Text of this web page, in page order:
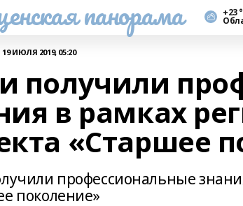
панорама +23
19 ИЮЛЯ 2019, 05:20
получили
в рамках
«Старшее
профессиональные
поколение»